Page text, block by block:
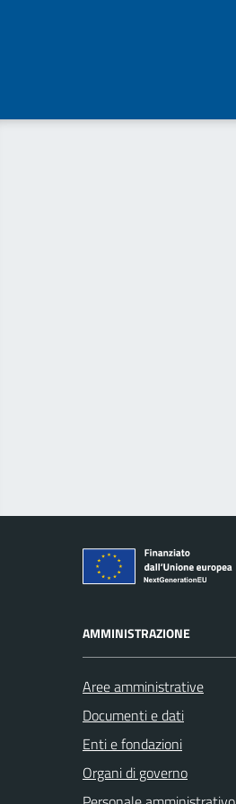
AMMINISTRAZIONE
Aree amministrative
Documenti e dati
Enti e fondazioni
Organi di governo